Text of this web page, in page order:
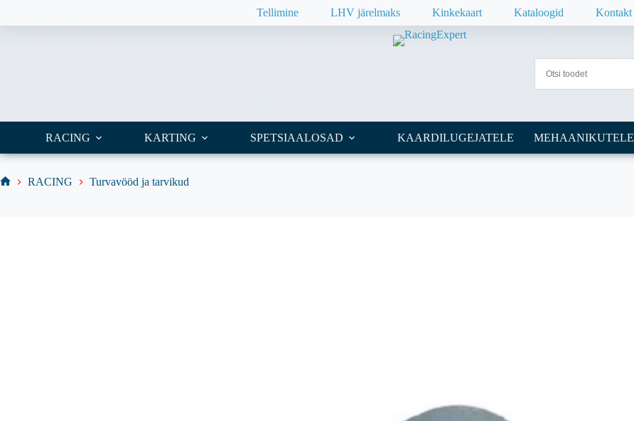
content
Tellimine LHV järelmaks Kinkekaart Kataloogid Kontakt
RACING KARTING SPETSIAALOSAD KAARDILUGEJATELE MEHAANIKUTELE
RACING Turvavööd ja tarvikud